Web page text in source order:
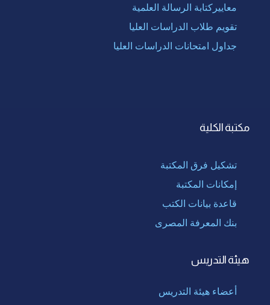
معاييركتابة الرسالة العلمية
تقويم طلاب الدراسات العليا
جداول امتحانات الدراسات العليا
مكتبة الكلية
تشكيل فرق المكتبة
إمكانات المكتبة
قاعدة بيانات الكتب
بنك المعرفة المصرى
هيئة التدريس
أعضاء هيئة التدريس